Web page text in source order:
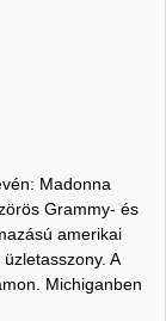
Madonna
Grammy- és
amerikai
A
Michiganben